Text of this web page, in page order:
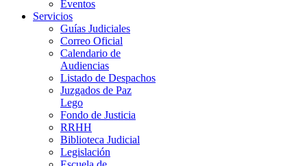
Eventos
Servicios
Guías Judiciales
Correo Oficial
Calendario de
Audiencias
Listado de Despachos
Juzgados de Paz
Lego
Fondo de Justicia
RRHH
Biblioteca Judicial
Legislación